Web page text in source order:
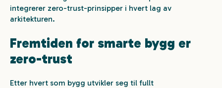
integrerer zero-trust-prinsipper i hvert lag av
arkitekturen.
Fremtiden for smarte bygg er
zero-trust
Etter hvert som bygg utvikler seg til fullt